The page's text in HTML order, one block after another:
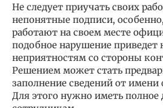
Не следует приучать своих
непонятные подписи,
работают на своем месте
подобное нарушение приведет
неприятностям со стороны
Решением может стать
заполнение сведений от
Для этого нужно иметь полное